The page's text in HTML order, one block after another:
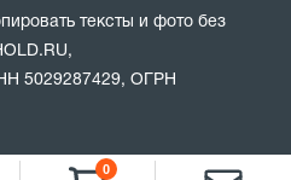
0
тексты и фото без
5029287429, ОГРН